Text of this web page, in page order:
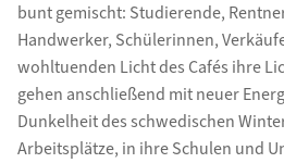
bunt gemischt: Studierende,
Handwerker, Schülerinnen,
wohltuenden Licht des Cafés ihre
gehen anschließend mit neuer
Dunkelheit des schwedischen
Arbeitsplätze, in ihre Schulen und